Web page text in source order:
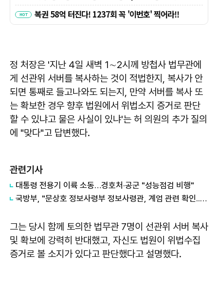
정 처장은 '지난 4일 새벽 1∼2시께 방첩사 법무관에
게 선관위 서버를 복사하는 것이 적법한지, 복사가 안
되면 통째로 들고나와도 되는지, 만약 서버를 복사 또
는 확보한 경우 향후 법원에서 위법소지 증거로 판단
할 수 있냐고 물은 사실이 있냐'는 허 의원의 추가 질의
에 "맞다"고 답변했다.
관련기사
대통령 전용기 이륙 소동…경호처·공군 "성능점검 비행"
국방부, "문상호 정보사령부 정보사령관, 계엄 관련 확인...직무정지"
그는 당시 함께 토의한 법무관 7명이 선관위 서버 복사
및 확보에 강력히 반대했고, 자신도 법원이 위법수집
증거로 볼 소지가 있다고 판단했다고 설명했다.